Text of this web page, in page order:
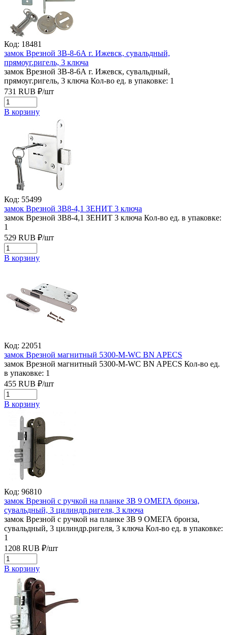
Код: 18481
замок Врезной ЗВ-8-6А г. Ижевск, сувальдный,
прямоуг.ригель, 3 ключа
замок Врезной ЗВ-8-6А г. Ижевск, сувальдный,
прямоуг.ригель, 3 ключа Кол-во ед. в упаковке: 1
731 RUB ₽/шт
В корзину
Код: 55499
замок Врезной ЗВ8-4,1 ЗЕНИТ 3 ключа
замок Врезной ЗВ8-4,1 ЗЕНИТ 3 ключа Кол-во ед. в упаковке:
1
529 RUB ₽/шт
В корзину
Код: 22051
замок Врезной магнитный 5300-M-WC BN APECS
замок Врезной магнитный 5300-M-WC BN APECS Кол-во ед.
в упаковке: 1
455 RUB ₽/шт
В корзину
Код: 96810
замок Врезной с ручкой на планке ЗВ 9 ОМЕГА бронза,
сувальдный, 3 цилиндр.ригеля, 3 ключа
замок Врезной с ручкой на планке ЗВ 9 ОМЕГА бронза,
сувальдный, 3 цилиндр.ригеля, 3 ключа Кол-во ед. в упаковке:
1
1208 RUB ₽/шт
В корзину